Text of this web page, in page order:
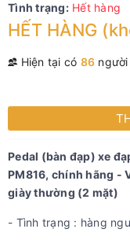
Tình trạng: Hết hàng
HẾT HÀNG
Hiện tại có 86
Pedal (bàn đạp) xe
PM816, chính hãng -
giày thường (2 mặt)
- Tình trạng : hàng